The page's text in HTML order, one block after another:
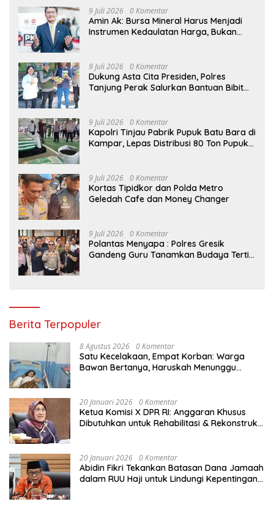
9 Juli 2026 0 Komentar
Amin Ak: Bursa Mineral Harus Menjadi
Instrumen Kedaulatan Harga, Bukan
9 Juli 2026 0 Komentar
Dukung Asta Cita Presiden, Polres
Tanjung Perak Salurkan Bantuan Bibit
9 Juli 2026 0 Komentar
Kapolri Tinjau Pabrik Pupuk Batu Bara di
Kampar, Lepas Distribusi 80 Ton Pupuk
9 Juli 2026 0 Komentar
Kortas Tipidkor dan Polda Metro
Geledah Cafe dan Money Changer
9 Juli 2026 0 Komentar
Polantas Menyapa : Polres Gresik
Gandeng Guru Tanamkan Budaya Tertib
Berita Terpopuler
8 Agustus 2026 0 Komentar
Satu Kecelakaan, Empat Korban: Warga
Bawan Bertanya, Haruskah Menunggu
20 Januari 2026 0 Komentar
Ketua Komisi X DPR RI: Anggaran Khusus
Dibutuhkan untuk Rehabilitasi & Rekonstruksi
20 Januari 2026 0 Komentar
Abidin Fikri Tekankan Batasan Dana Jamaah
dalam RUU Haji untuk Lindungi Kepentingan